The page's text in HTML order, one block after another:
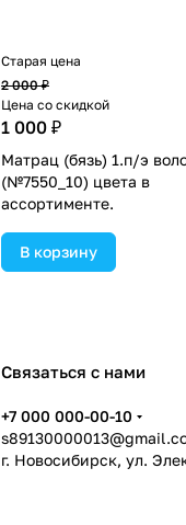
Старая цена
2 000 ₽
Цена со скидкой
1 000 ₽
Матрац (бязь) 1.п/э
(№7550_10) цвета в
ассортименте.
В корзину
Связаться с нами
+7 000 000-00-10
г. Новосибирск, ул.